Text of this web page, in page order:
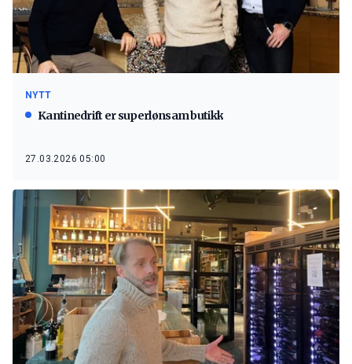
NYTT
Kantinedrift er superlønsam butikk
27.03.2026 05:00